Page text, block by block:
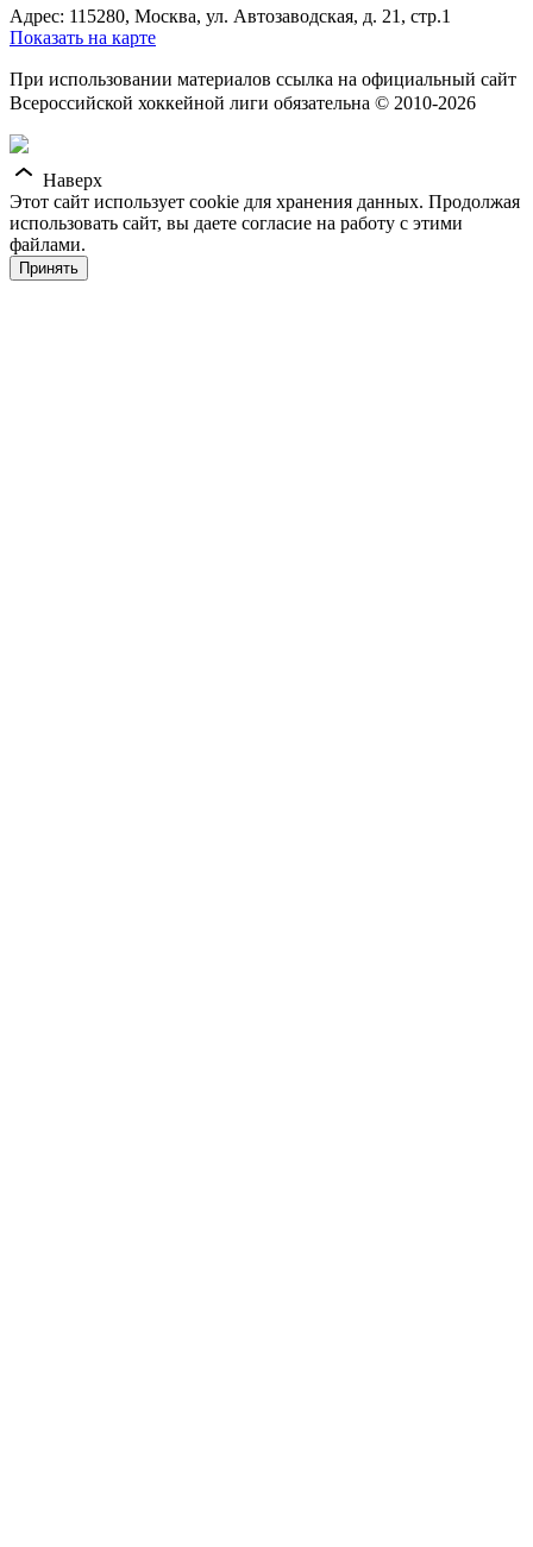
Адрес: 115280, Москва, ул. Автозаводская, д. 21, стр.1
Показать на карте
При использовании материалов ссылка на официальный сайт
Всероссийской хоккейной лиги обязательна © 2010-2026
Наверх
Этот сайт использует cookie для хранения данных. Продолжая
использовать сайт, вы даете согласие на работу с этими
файлами.
Принять